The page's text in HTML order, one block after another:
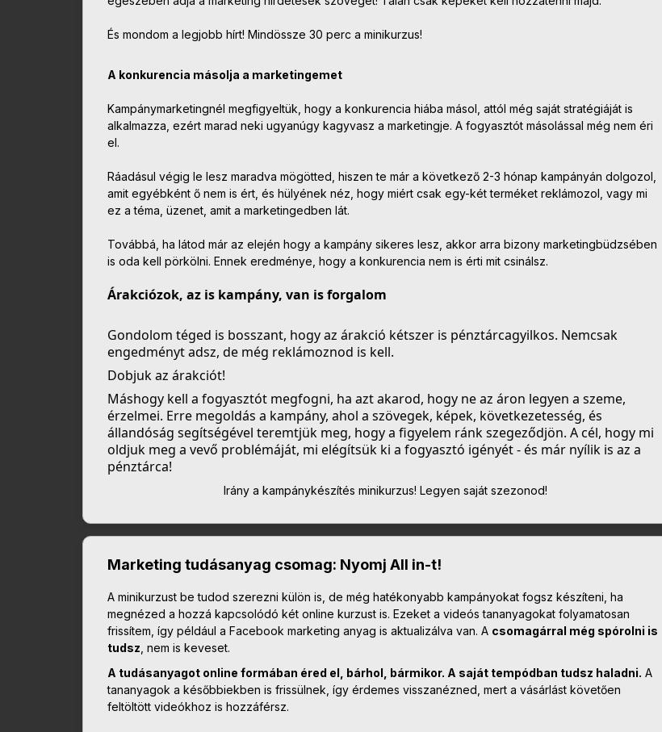
És mondom a legjobb hírt! Mindössze 30 perc a minikurzus!
A konkurencia másolja a marketingemet
Kampánymarketingnél megfigyeltük, hogy a konkurencia hiába másol, attól még saját stratégiáját is
alkalmazza, ezért marad neki ugyanúgy kagyvasz a marketingje. A fogyasztót másolással még nem éri
el.
Ráadásul végig le lesz maradva mögötted, hiszen te már a következő 2-3 hónap kampányán dolgozol,
amit egyébként ő nem is ért, és hülyének néz, hogy miért csak egy-két terméket reklámozol, vagy mi
ez a téma, üzenet, amit a marketingedben lát.
Továbbá, ha látod már az elején hogy a kampány sikeres lesz, akkor arra bizony marketingbüdzsében
is oda kell pörkölni. Ennek eredménye, hogy a konkurencia nem is érti mit csinálsz.
Árakciózok, az is kampány, van is forgalom
Gondolom téged is bosszant, hogy az árakció kétszer is pénztárcagyilkos. Nemcsak
engedményt adsz, de még reklámoznod is kell.
Dobjuk az árakciót!
Máshogy kell a fogyasztót megfogni, ha azt akarod, hogy ne az áron legyen a szeme,
érzelmei. Erre megoldás a kampány, ahol a szövegek, képek, következetesség, és
állandóság segítségével teremtjük meg, hogy a figyelem ránk szegeződjön. A cél, hogy mi
oldjuk meg a vevő problémáját, mi elégítsük ki a fogyasztó igényét - és már nyílik is az a
pénztárca!
Irány a kampánykészítés minikurzus! Legyen saját szezonod!
Marketing tudásanyag csomag: Nyomj All in-t!
A minikurzust be tudod szerezni külön is, de még hatékonyabb kampányokat fogsz készíteni, ha
megnézed a hozzá kapcsolódó két online kurzust is. Ezeket a videós tananyagokat folyamatosan
frissítem, így például a Facebook marketing anyag is aktualizálva van. A csomagárral még spórolni is
tudsz , nem is keveset.
A tudásanyagot online formában éred el, bárhol, bármikor. A saját tempódban tudsz haladni. A
tananyagok a későbbiekben is frissülnek, így érdemes visszanézned, mert a vásárlást követően
feltöltött videókhoz is hozzáférsz.